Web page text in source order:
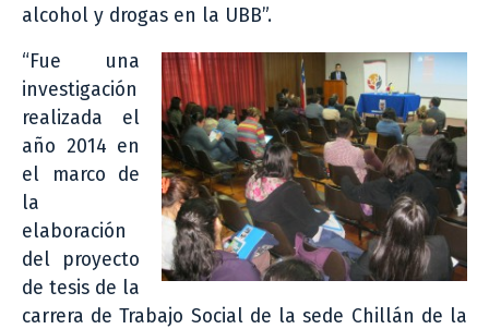
alcohol y drogas en la UBB”.
“Fue una
investigación
realizada el
año 2014 en
el marco de
la
elaboración
del proyecto
de tesis de la
carrera de Trabajo Social de la sede Chillán de la